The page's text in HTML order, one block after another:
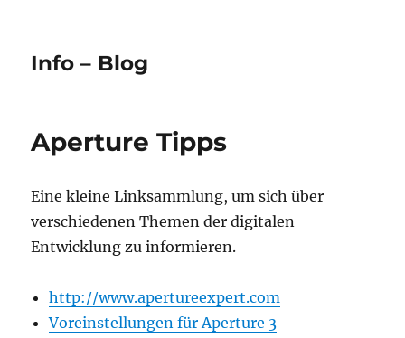
Info – Blog
Aperture Tipps
Eine kleine Linksammlung, um sich über
verschiedenen Themen der digitalen
Entwicklung zu informieren.
http://www.apertureexpert.com
Voreinstellungen für Aperture 3